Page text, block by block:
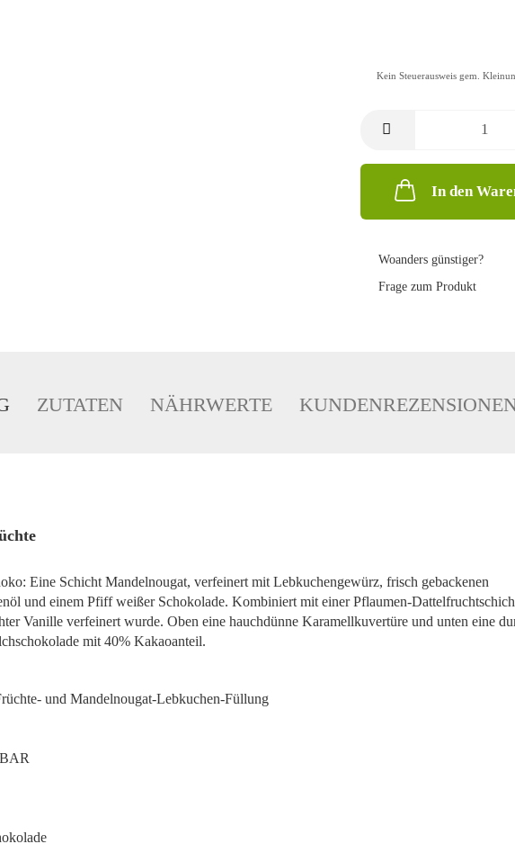
Kein Steuerausweis gem.
In den
Woanders günstiger?
Frage zum Produkt
ZUTATEN NÄHRWERTE
Eine Schicht Mandelnougat, verfeinert mit Lebkuchengewürz, frisch gebackenen
und einem Pfiff weißer Schokolade. Kombiniert mit einer Pflaumen-
Vanille verfeinert wurde. Oben eine hauchdünne Karamellkuvertüre und unten eine
mit 40% Kakaoanteil.
und Mandelnougat-Lebkuchen-Füllung